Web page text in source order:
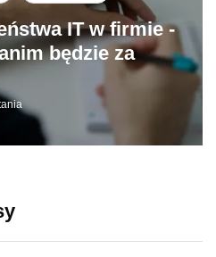
IT w firmie -
będzie za